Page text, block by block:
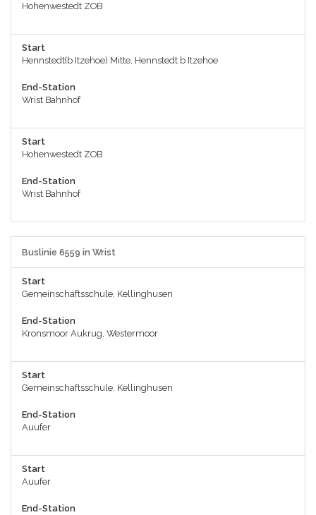
Hohenwestedt ZOB
Start
Hennstedt(b Itzehoe) Mitte, Hennstedt b Itzehoe
End-Station
Wrist Bahnhof
Start
Hohenwestedt ZOB
End-Station
Wrist Bahnhof
Buslinie 6559 in Wrist
Start
Gemeinschaftsschule, Kellinghusen
End-Station
Kronsmoor Aukrug, Westermoor
Start
Gemeinschaftsschule, Kellinghusen
End-Station
Auufer
Start
Auufer
End-Station